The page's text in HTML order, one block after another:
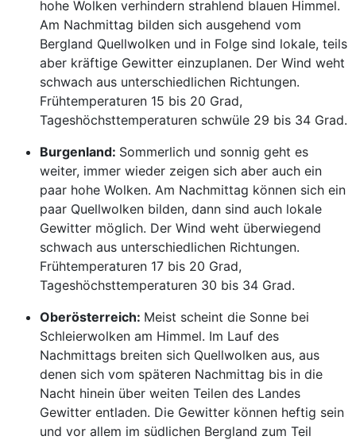
hohe Wolken verhindern strahlend blauen Himmel.
Am Nachmittag bilden sich ausgehend vom
Bergland Quellwolken und in Folge sind lokale, teils
aber kräftige Gewitter einzuplanen. Der Wind weht
schwach aus unterschiedlichen Richtungen.
Frühtemperaturen 15 bis 20 Grad,
Tageshöchsttemperaturen schwüle 29 bis 34 Grad.
Burgenland: Sommerlich und sonnig geht es
weiter, immer wieder zeigen sich aber auch ein
paar hohe Wolken. Am Nachmittag können sich ein
paar Quellwolken bilden, dann sind auch lokale
Gewitter möglich. Der Wind weht überwiegend
schwach aus unterschiedlichen Richtungen.
Frühtemperaturen 17 bis 20 Grad,
Tageshöchsttemperaturen 30 bis 34 Grad.
Oberösterreich: Meist scheint die Sonne bei
Schleierwolken am Himmel. Im Lauf des
Nachmittags breiten sich Quellwolken aus, aus
denen sich vom späteren Nachmittag bis in die
Nacht hinein über weiten Teilen des Landes
Gewitter entladen. Die Gewitter können heftig sein
und vor allem im südlichen Bergland zum Teil